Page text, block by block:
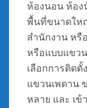
ห้องนอน ห้อง
พื้นที่ขนาดให
สำนักงาน หรื
หรือแบบแขวน
เลือกการติด
แขวนเพดาน
หลาย และ เ